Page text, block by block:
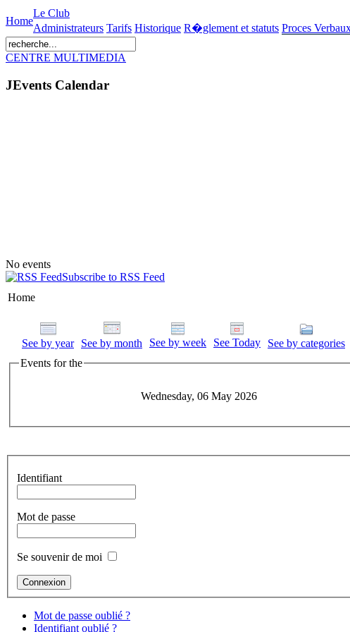
Home
Le Club
Administrateurs Tarifs Historique R�glement et statuts Proces
CENTRE MULTIMEDIA
JEvents Calendar
No events
Subscribe to RSS Feed
Home
See by year See by month See by week See Today See by categories
Events for the
Wednesday, 06 May 2026
Identifiant
Mot de passe
Se souvenir de moi
Mot de passe oublié ?
Identifiant oublié ?